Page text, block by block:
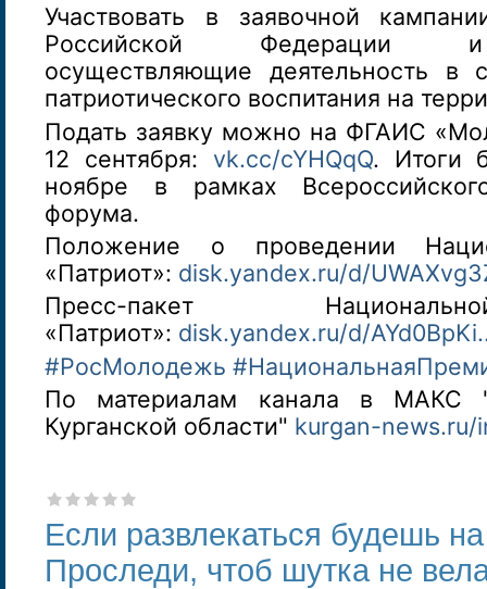
Участвовать в заявочной
Российской Федерации и
осуществляющие деятельность в
патриотического воспитания на
Подать заявку можно на ФГАИС
12 сентября: vk.cc/cYHQqQ. Итоги
ноябре в рамках
форума.
Положение о проведении
«Патриот»: disk.yandex.ru/d/
Пресс-пакет
«Патриот»: disk.yandex.ru/d/
#РосМолодежь
По материалам канала в МАКС
Курганской области" kurgan-news.ru/
Если развлекаться будешь
Проследи, чтоб шутка не